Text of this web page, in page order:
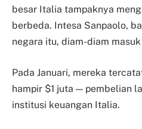
besar Italia tampaknya
berbeda. Intesa Sanpaolo,
negara itu, diam-diam
Pada Januari, mereka
hampir $1 juta — pembelian
institusi keuangan Italia.